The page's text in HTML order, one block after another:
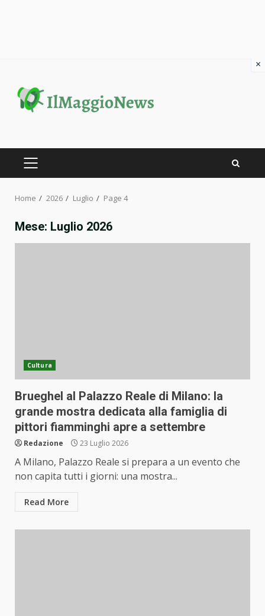
content
PRIMARY
Home 2026 Luglio Page 4
Mese: Luglio 2026
Cultura
Brueghel al Palazzo Reale di Milano: la
grande mostra dedicata alla famiglia di
pittori fiamminghi apre a settembre
Redazione 23 Luglio 2026
A Milano, Palazzo Reale si prepara a un evento che
non capita tutti i giorni: una mostra...
Read More
×